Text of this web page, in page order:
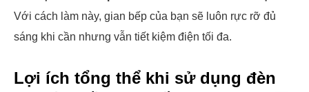
Với cách làm này, gian bếp của bạn sẽ luôn rực rỡ đủ
sáng khi cần nhưng vẫn tiết kiệm điện tối đa.
Lợi ích tổng thể khi sử dụng đèn